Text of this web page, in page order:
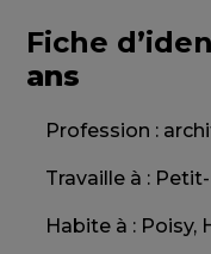
Fiche
ans
Profession :
Travaille à :
Habite à : Poisy,